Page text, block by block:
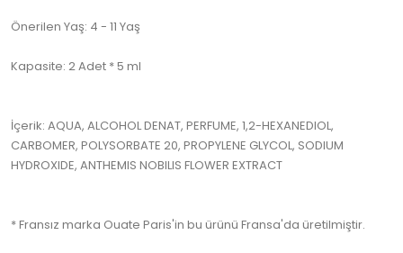
Önerilen Yaş: 4 - 11 Yaş
Kapasite: 2 Adet * 5 ml
İçerik: AQUA, ALCOHOL DENAT, PERFUME, 1,2-HEXANEDIOL,
CARBOMER, POLYSORBATE 20, PROPYLENE GLYCOL, SODIUM
HYDROXIDE, ANTHEMIS NOBILIS FLOWER EXTRACT
* Fransız marka Ouate Paris'in bu ürünü Fransa'da üretilmiştir.